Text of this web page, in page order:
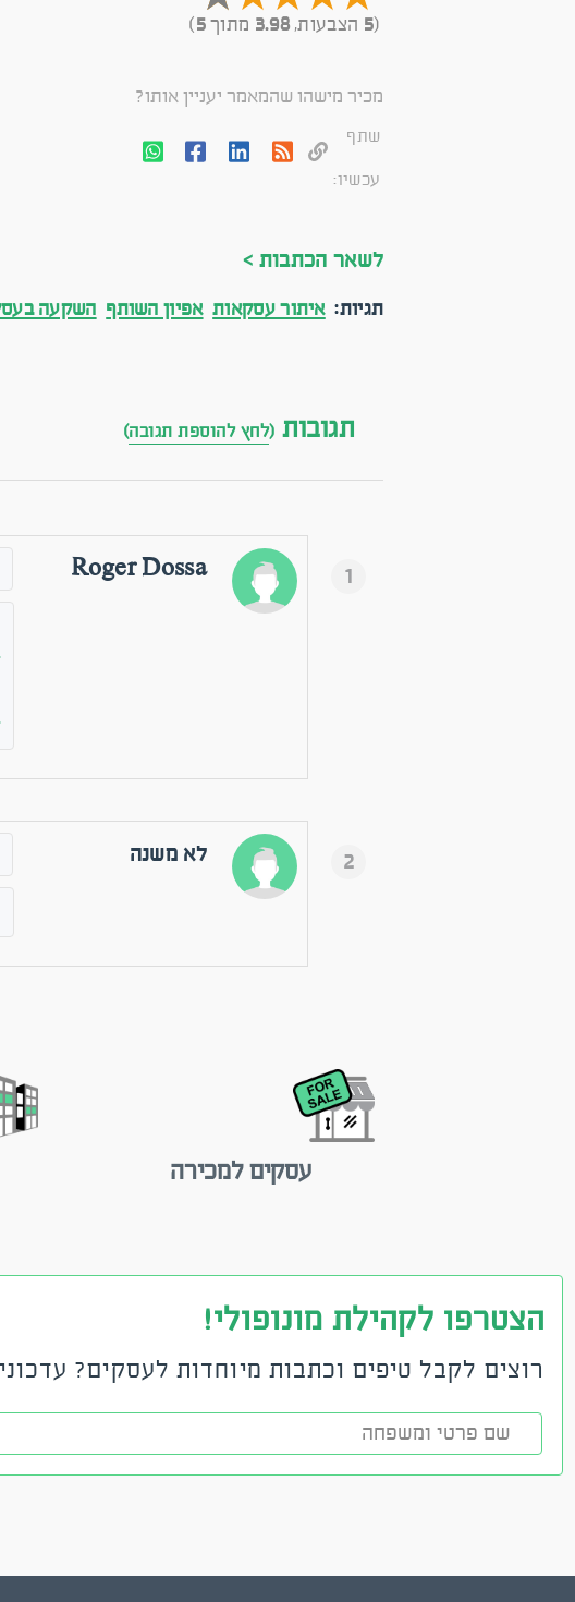
(
5 הצבעות,3.98 מתוך5
)
מכיר מישהו שהמאמר יעניין אותו?
שתף
עכשיו:
לשאר הכתבות >
תגיות: איתור עסקאות אפיון השותף השקעה
תגובות (לחץ להוספת תגובה)
1
Roger Dossa
2 לא משנה
עסקים למכירה
הצטרפו לקהילת מונופולי!
רוצים לקבל טיפים וכתבות מיוחדות לעסקים?